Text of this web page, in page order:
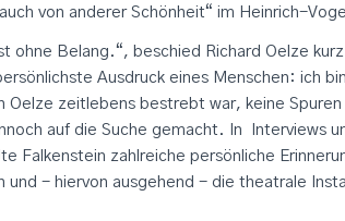
von anderer Schönheit“ im Heinrich-
ohne Belang.“, beschied Richard Oelze
Ausdruck eines Menschen: ich
Oelze zeitlebens bestrebt war, keine
auf die Suche gemacht. In Interviews
Falkenstein zahlreiche persönliche
und - hiervon ausgehend - die theatrale